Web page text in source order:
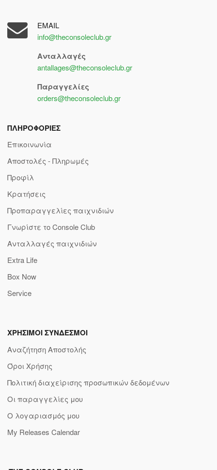
EMAIL
info@theconsoleclub.gr
Ανταλλαγές
antallages@theconsoleclub.gr
Παραγγελίες
orders@theconsoleclub.gr
ΠΛΗΡΟΦΟΡΙΕΣ
Επικοινωνία
Αποστολές - Πληρωμές
Προφίλ
Κρατήσεις
Προπαραγγελίες παιχνιδιών
Γνωρίστε το Console Club
Ανταλλαγές παιχνιδιών
Extra Life
Box Now
Service
ΧΡΗΣΙΜΟΙ ΣΥΝΔΕΣΜΟΙ
Αναζήτηση Αποστολής
Όροι Χρήσης
Πολιτική διαχείρισης προσωπικών δεδομένων
Οι παραγγελίες μου
Ο λογαριασμός μου
My Releases Calendar